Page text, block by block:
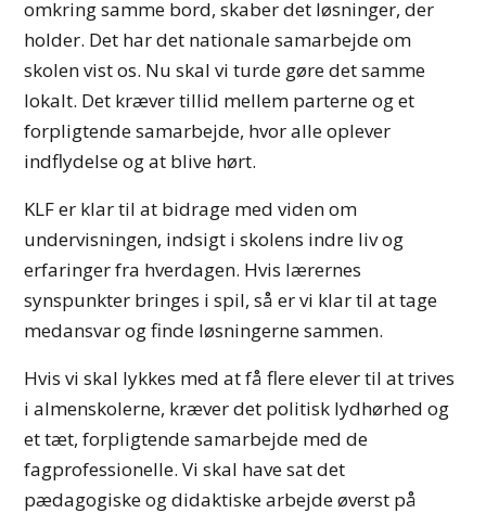
omkring samme bord, skaber det løsninger, der
holder. Det har det nationale samarbejde om
skolen vist os. Nu skal vi turde gøre det samme
lokalt. Det kræver tillid mellem parterne og et
forpligtende samarbejde, hvor alle oplever
indflydelse og at blive hørt.
KLF er klar til at bidrage med viden om
undervisningen, indsigt i skolens indre liv og
erfaringer fra hverdagen. Hvis lærernes
synspunkter bringes i spil, så er vi klar til at tage
medansvar og finde løsningerne sammen.
Hvis vi skal lykkes med at få flere elever til at trives
i almenskolerne, kræver det politisk lydhørhed og
et tæt, forpligtende samarbejde med de
fagprofessionelle. Vi skal have sat det
pædagogiske og didaktiske arbejde øverst på